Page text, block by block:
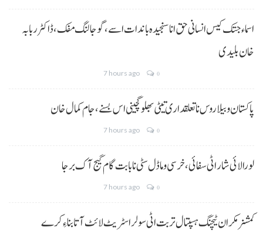
اسماء جتک کیس انسانی حق انا سنجیدہ باندات اسے، گوجالنگ مفک،ڈاکٹر ربابہ
خان بلیدی
7 hours ago 0
پاکستان و بیلاروس نا تعلقداری تیٹی بھلو گچینی اس بسنے، جام کمال خان
7 hours ago 0
لورالائی شار اٹی سفائی، خرسی و ماڈل سٹی نا بابت گام گیج آک برجا
7 hours ago 0
کمشنر مکران ٹیچنگ ہسپتال تربت اٹی سولر اسٹریٹ لائٹ آتا بناءِ کرے